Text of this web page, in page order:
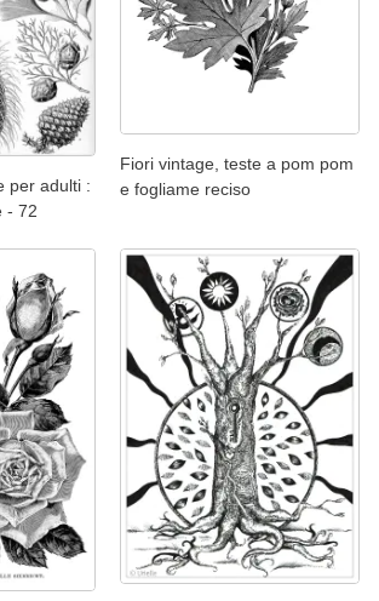
per adulti :
- 72
Fiori vintage, teste a pom pom
e fogliame reciso